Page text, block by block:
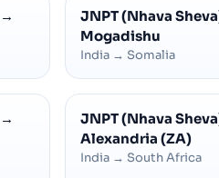
→
JNPT (Nhava
Mogadishu
India → Somalia
→
JNPT (Nhava
Alexandria (ZA)
India → South Africa